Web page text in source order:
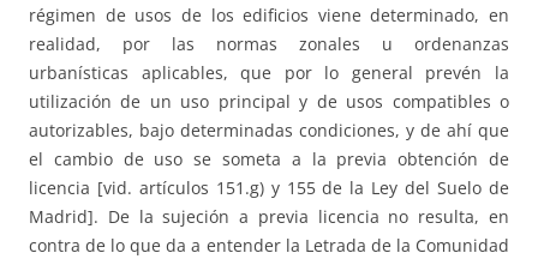
régimen de usos de los edificios viene determinado, en
realidad, por las normas zonales u ordenanzas
urbanísticas aplicables, que por lo general prevén la
utilización de un uso principal y de usos compatibles o
autorizables, bajo determinadas condiciones, y de ahí que
el cambio de uso se someta a la previa obtención de
licencia [vid. artículos 151.g) y 155 de la Ley del Suelo de
Madrid]. De la sujeción a previa licencia no resulta, en
contra de lo que da a entender la Letrada de la Comunidad